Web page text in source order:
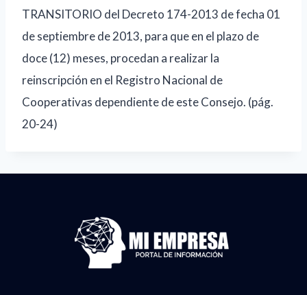
TRANSITORIO del Decreto 174-2013 de fecha 01
de septiembre de 2013, para que en el plazo de
doce (12) meses, procedan a realizar la
reinscripción en el Registro Nacional de
Cooperativas dependiente de este Consejo. (pág.
20-24)